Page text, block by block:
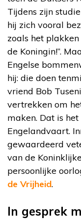
Tijdens zijn
hij zich vooral
zoals het
de Koningin!”.
Engelse
hij: die doen
vriend Bob
vertrekken om
maken. Dat is
Engelandvaart.
gewaardeerd
van de
persoonlijke
de Vrijheid.
In gesprek